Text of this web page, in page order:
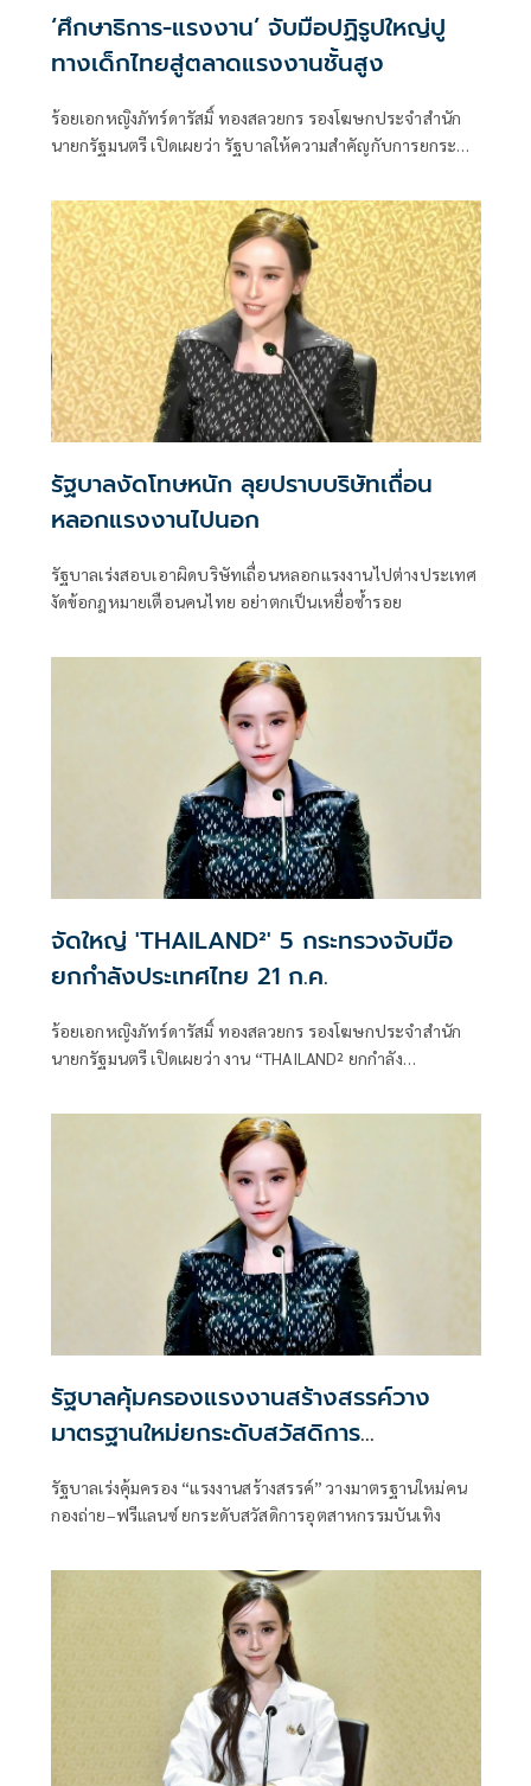
‘ศึกษาธิการ-แรงงาน’ จับมือปฏิรูปใหญ่ปู
ทางเด็กไทยสู่ตลาดแรงงานชั้นสูง
ร้อยเอกหญิงภัทร์ดารัสมิ์ ทองสลวยกร รองโฆษกประจำสำนัก
นายกรัฐมนตรี เปิดเผยว่า รัฐบาลให้ความสำคัญกับการยกระดับ
รัฐบาลงัดโทษหนัก ลุยปราบบริษัทเถื่อน
หลอกแรงงานไปนอก
รัฐบาลเร่งสอบเอาผิดบริษัทเถื่อนหลอกแรงงานไปต่างประเทศ
งัดข้อกฎหมายเตือนคนไทย อย่าตกเป็นเหยื่อซ้ำรอย
จัดใหญ่ 'THAILAND²' 5 กระทรวงจับมือ
ยกกำลังประเทศไทย 21 ก.ค.
ร้อยเอกหญิงภัทร์ดารัสมิ์ ทองสลวยกร รองโฆษกประจำสำนัก
นายกรัฐมนตรี เปิดเผยว่า งาน “THAILAND² ยกกำลัง
ครั้งแรกจากการผนึกกำลังของ 5 กระทรวงหลัก
รัฐบาลคุ้มครองแรงงานสร้างสรรค์วาง
มาตรฐานใหม่ยกระดับสวัสดิการ
รัฐบาลเร่งคุ้มครอง “แรงงานสร้างสรรค์” วางมาตรฐานใหม่คน
กองถ่าย–ฟรีแลนซ์ ยกระดับสวัสดิการอุตสาหกรรมบันเทิง